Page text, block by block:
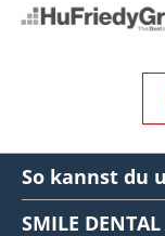
So kannst du
SMILE DENTAL